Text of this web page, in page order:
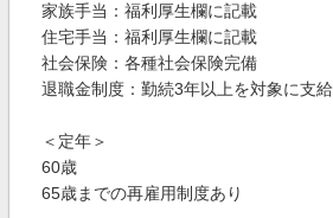
家族手当：福利厚生欄に記載
住宅手当：福利厚生欄に記載
社会保険：各種社会保険完備
退職金制度：勤続3年以上を対象に支給
＜定年＞
60歳
65歳までの再雇用制度あり